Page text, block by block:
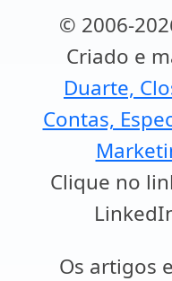
© 2006-
Criado e
Duarte,
Contas,
Clique no
Os artigos